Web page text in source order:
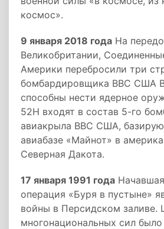
космос».
9 января 2018 года На
Великобритании,
Америки перебросили три
бомбардировщика ВВС США
способны нести ядерное
52H входят в состав 5-го
авиакрыла ВВС США,
авиабазе «Майнот» в
Северная Дакота.
17 января 1991 года
операция «Буря в пустыне»
войны в Персидском заливе.
многонациональных сил